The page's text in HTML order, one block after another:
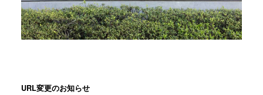
URL変更のお知らせ